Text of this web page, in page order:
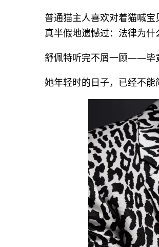
普通猫主人喜欢对着猫喊宝
真半假地遗憾过：法律为什
舒佩特听完不屑一顾——毕
她年轻时的日子，已经不能